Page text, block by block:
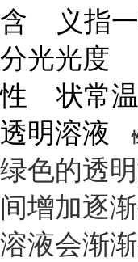
含 义指
分光光度
性 状常
透明溶液
绿色的透
间增加逐
溶液会渐